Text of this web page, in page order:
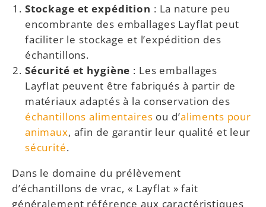
Stockage et expédition : La nature peu
encombrante des emballages Layflat peut
faciliter le stockage et l’expédition des
échantillons.
Sécurité et hygiène : Les emballages
Layflat peuvent être fabriqués à partir de
matériaux adaptés à la conservation des
échantillons alimentaires ou d’aliments pour
animaux, afin de garantir leur qualité et leur
sécurité.
Dans le domaine du prélèvement
d’échantillons de vrac, « Layflat » fait
généralement référence aux caractéristiques